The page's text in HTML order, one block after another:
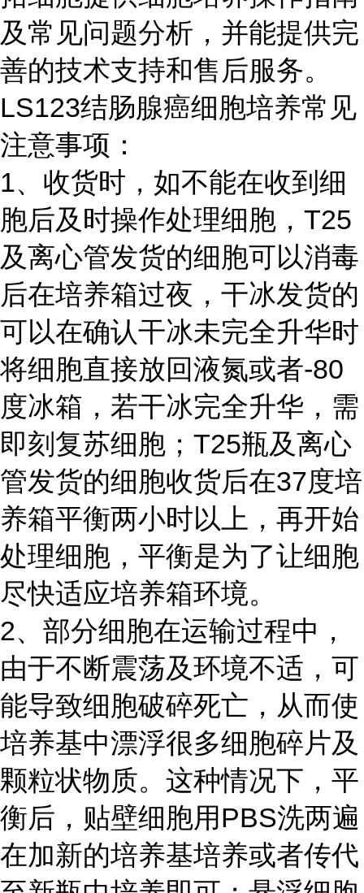
及常见问题分析，并能提供完
善的技术支持和售后服务。
LS123结肠腺癌细胞培养常见
注意事项：
1、收货时，如不能在收到细
胞后及时操作处理细胞，T25
及离心管发货的细胞可以消毒
后在培养箱过夜，干冰发货的
可以在确认干冰未完全升华时
将细胞直接放回液氮或者-80
度冰箱，若干冰完全升华，需
即刻复苏细胞；T25瓶及离心
管发货的细胞收货后在37度培
养箱平衡两小时以上，再开始
处理细胞，平衡是为了让细胞
尽快适应培养箱环境。
2、部分细胞在运输过程中，
由于不断震荡及环境不适，可
能导致细胞破碎死亡，从而使
培养基中漂浮很多细胞碎片及
颗粒状物质。这种情况下，平
衡后，贴壁细胞用PBS洗两遍
在加新的培养基培养或者传代